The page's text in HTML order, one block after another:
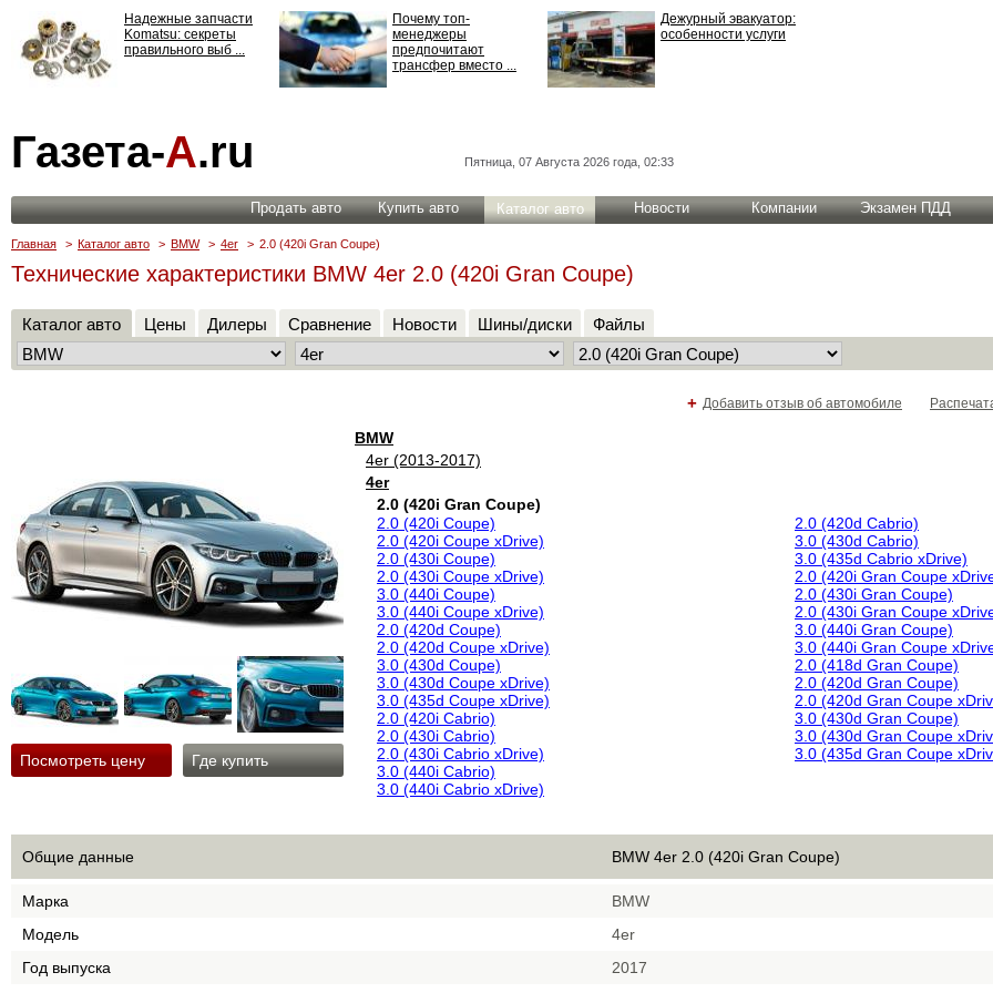
Надежные запчасти
Komatsu: секреты
правильного выб ...
Почему топ-
менеджеры
предпочитают
трансфер вместо ...
Дежурный эвакуатор:
особенности услуги
ответственности: все,
что нужно знать ...
Газета-А.ru Пятница, 07 Августа 2026 года, 02:33
Продать авто Купить авто Каталог авто Новости Компании Экзамен ПДД
Главная > Каталог авто > BMW > 4er > 2.0 (420i Gran Coupe)
Технические характеристики BMW 4er 2.0 (420i Gran Coupe)
Каталог авто Цены Дилеры Сравнение Новости Шины/диски Файлы
+ Добавить отзыв об автомобиле
Посмотреть цену Где купить
BMW
4er (2013-2017)
4er
2.0 (420i Gran Coupe)
2.0 (420i Coupe)
2.0 (420i Coupe xDrive)
2.0 (430i Coupe)
2.0 (430i Coupe xDrive)
3.0 (440i Coupe)
3.0 (440i Coupe xDrive)
2.0 (420d Coupe)
2.0 (420d Coupe xDrive)
3.0 (430d Coupe)
3.0 (430d Coupe xDrive)
3.0 (435d Coupe xDrive)
2.0 (420i Cabrio)
2.0 (430i Cabrio)
2.0 (430i Cabrio xDrive)
3.0 (440i Cabrio)
3.0 (440i Cabrio xDrive)
2.0 (420d Cabrio)
3.0 (430d Cabrio)
3.0 (435d Cabrio xDrive)
2.0 (420i Gran Coupe
2.0 (430i Gran Coupe)
2.0 (430i Gran Coupe
3.0 (440i Gran Coupe)
3.0 (440i Gran Coupe
2.0 (418d Gran Coupe)
2.0 (420d Gran Coupe)
2.0 (420d Gran Coupe
3.0 (430d Gran Coupe)
3.0 (430d Gran Coupe
3.0 (435d Gran Coupe
Общие данные BMW 4er 2.0 (420i Gran Coupe)
Марка
BMW
Модель
4er
Год выпуска
2017